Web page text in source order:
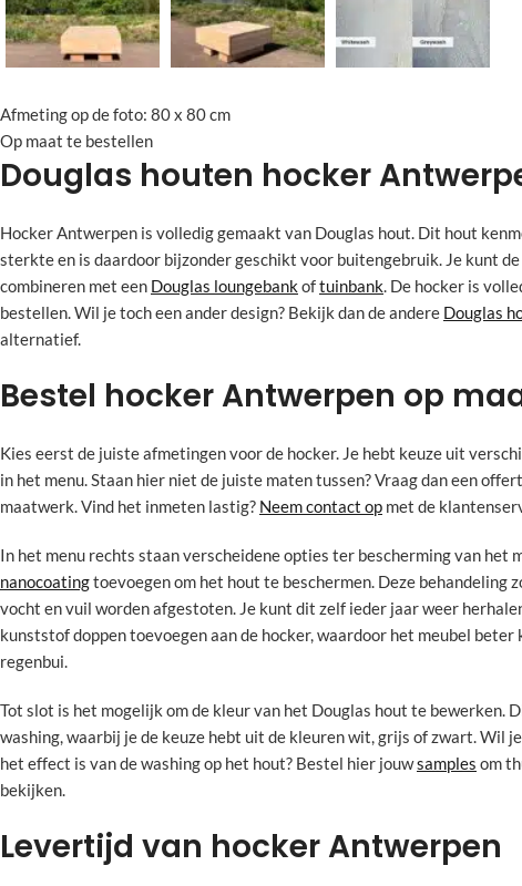
Afmeting op de foto: 80 x 80 cm
Op maat te bestellen
Douglas houten hocker
Hocker Antwerpen is volledig gemaakt van Douglas hout. Dit hout
sterkte en is daardoor bijzonder geschikt voor buitengebruik. Je kunt
combineren met een Douglas loungebankoftuinbank. De hocker is
bestellen. Wil je toch een ander design? Bekijk dan de andere Douglas
alternatief.
Bestel hocker Antwerpen op
Kies eerst de juiste afmetingen voor de hocker. Je hebt keuze uit
in het menu. Staan hier niet de juiste maten tussen? Vraag dan een
maatwerk. Vind het inmeten lastig? Neem contact op met de
In het menu rechts staan verscheidene opties ter bescherming van het
nanocoatingtoevoegen om het hout te beschermen. Deze behandeling
vocht en vuil worden afgestoten. Je kunt dit zelf ieder jaar weer
kunststof doppen toevoegen aan de hocker, waardoor het meubel beter
regenbui.
Tot slot is het mogelijk om de kleur van het Douglas hout te bewerken.
washing, waarbij je de keuze hebt uit de kleuren wit, grijs of zwart. Wil
het effect is van de washing op het hout? Bestel hier jouwsamples om
bekijken.
Levertijd van hocker Antwerpen